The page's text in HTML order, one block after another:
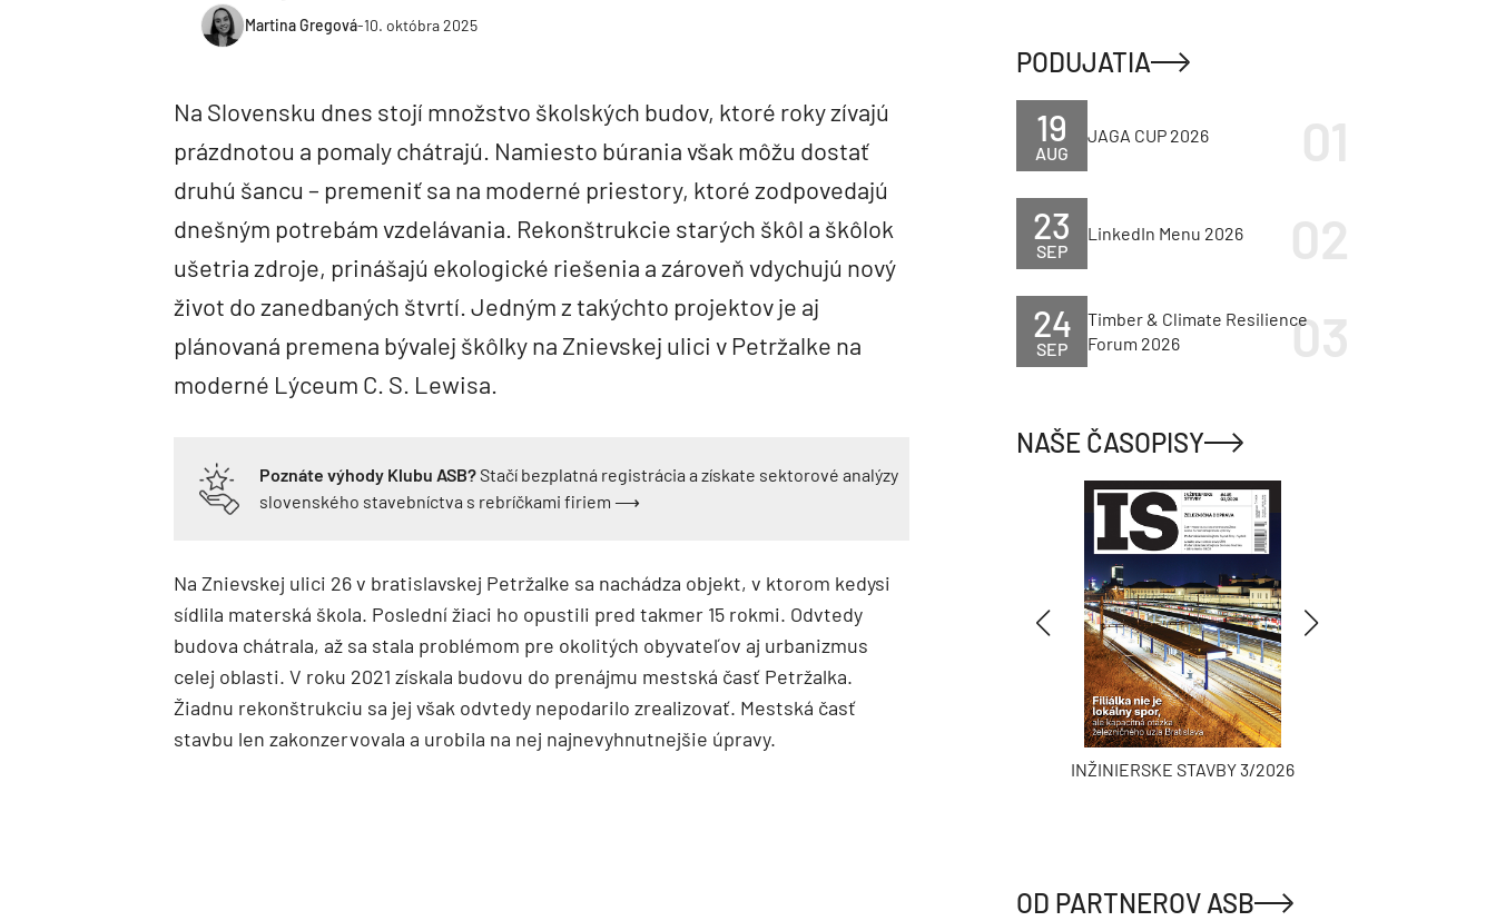
Martina Gregová-10. októbra 2025
Na Slovensku dnes stojí množstvo školských budov, ktoré roky zívajú
prázdnotou a pomaly chátrajú. Namiesto búrania však môžu dostať
druhú šancu – premeniť sa na moderné priestory, ktoré zodpovedajú
dnešným potrebám vzdelávania. Rekonštrukcie starých škôl a škôlok
ušetria zdroje, prinášajú ekologické riešenia a zároveň vdychujú nový
život do zanedbaných štvrtí. Jedným z takýchto projektov je aj
plánovaná premena bývalej škôlky na Znievskej ulici v Petržalke na
moderné Lýceum C. S. Lewisa.
Poznáte výhody Klubu ASB?Stačí bezplatná registrácia a získate sektorové analýzy
slovenského stavebníctva s rebríčkami firiem ⟶
Na Znievskej ulici 26 v bratislavskej Petržalke sa nachádza objekt, v ktorom kedysi
sídlila materská škola. Poslední žiaci ho opustili pred takmer 15 rokmi. Odvtedy
budova chátrala, až sa stala problémom pre okolitých obyvateľov aj urbanizmus
celej oblasti. V roku 2021 získala budovu do prenájmu mestská časť Petržalka.
Žiadnu rekonštrukciu sa jej však odvtedy nepodarilo zrealizovať. Mestská časť
stavbu len zakonzervovala a urobila na nej najnevyhnutnejšie úpravy.
PODUJATIA
AUG
19 JAGA CUP 2026
SEP
23 LinkedIn Menu 2026
SEP
24
Timber & Climate Resilience
Forum 2026
NAŠE ČASOPISY
INŽINIERSKE STAVBY 3/2026
OD PARTNEROV ASB